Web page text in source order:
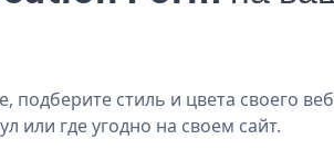
стиль и цвета своего
или где угодно на своем сайт.